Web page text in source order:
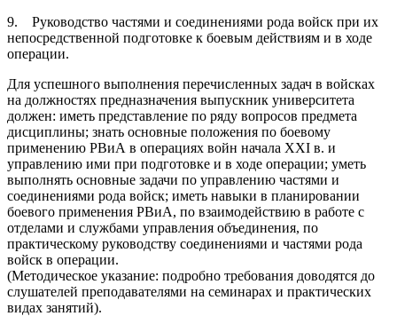
9. Руководство частями и соединениями рода войск при их
непосредственной подготовке к боевым действиям и в ходе
операции.
Для успешного выполнения перечисленных задач в войсках
на должностях предназначения выпускник университета
должен: иметь представление по ряду вопросов предмета
дисциплины; знать основные положения по боевому
применению РВиА в операциях войн начала ХХI в. и
управлению ими при подготовке и в ходе операции; уметь
выполнять основные задачи по управлению частями и
соединениями рода войск; иметь навыки в планировании
боевого применения РВиА, по взаимодействию в работе с
отделами и службами управления объединения, по
практическому руководству соединениями и частями рода
войск в операции.
(Методическое указание: подробно требования доводятся до
слушателей преподавателями на семинарах и практических
видах занятий).